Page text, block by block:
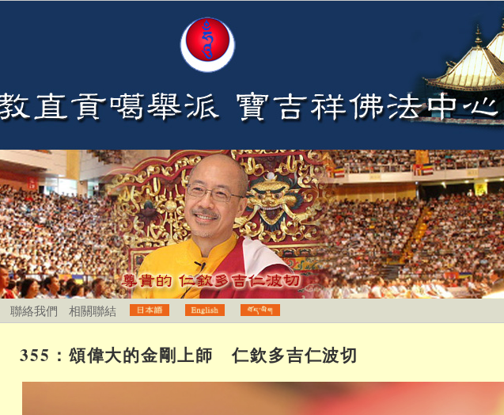
聯絡我們 相關聯結
355：頌偉大的金剛上師 仁欽多吉仁波切